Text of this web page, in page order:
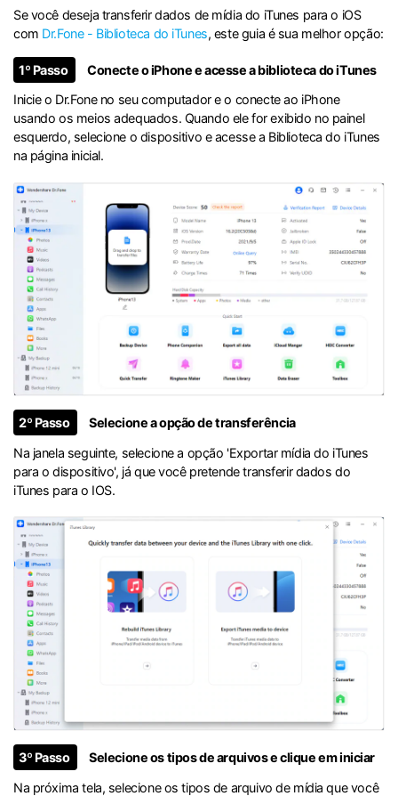
Se você deseja transferir dados de mídia do iTunes para o iOS
com Dr.Fone - Biblioteca do iTunes, este guia é sua melhor opção:
1º Passo
Conecte o iPhone e acesse a biblioteca do iTunes
Inicie o Dr.Fone no seu computador e o conecte ao iPhone
usando os meios adequados. Quando ele for exibido no painel
esquerdo, selecione o dispositivo e acesse a Biblioteca do iTunes
na página inicial.
2º Passo
Selecione a opção de transferência
Na janela seguinte, selecione a opção 'Exportar mídia do iTunes
para o dispositivo', já que você pretende transferir dados do
iTunes para o IOS.
3º Passo
Selecione os tipos de arquivos e clique em iniciar
Na próxima tela, selecione os tipos de arquivo de mídia que você